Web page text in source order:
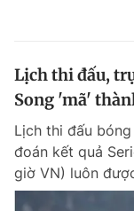
Lịch thi đấu,
Song 'mã'
Lịch thi đấu
đoán kết quả
giờ VN) luôn